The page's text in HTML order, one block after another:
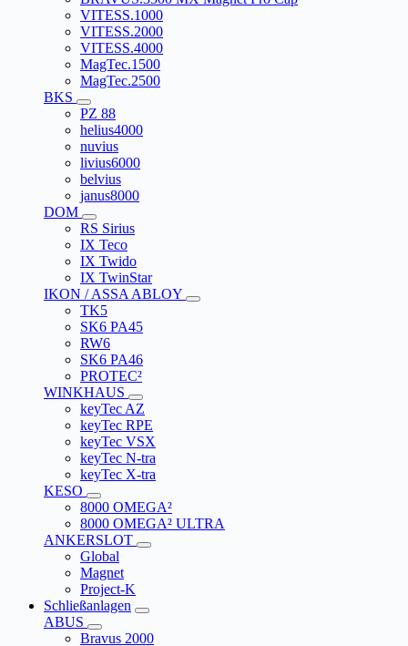
VITESS.1000
VITESS.2000
VITESS.4000
MagTec.1500
MagTec.2500
BKS
PZ 88
helius4000
nuvius
livius6000
belvius
janus8000
DOM
RS Sirius
IX Teco
IX Twido
IX TwinStar
IKON / ASSA ABLOY
TK5
SK6 PA45
RW6
SK6 PA46
PROTEC²
WINKHAUS
keyTec AZ
keyTec RPE
keyTec VSX
keyTec N-tra
keyTec X-tra
KESO
8000 OMEGA²
8000 OMEGA² ULTRA
ANKERSLOT
Global
Magnet
Project-K
Schließanlagen
ABUS
Bravus 2000